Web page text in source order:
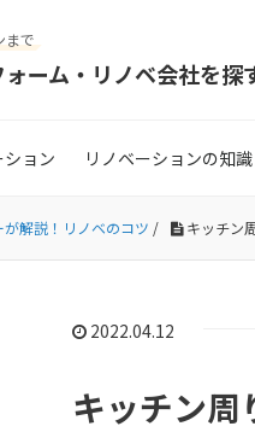
まで
ォーム・リノベ会社を探
ョン リノベーションの知識
解説！リノベのコツ / キッチン
2022.04.12
キッチン周